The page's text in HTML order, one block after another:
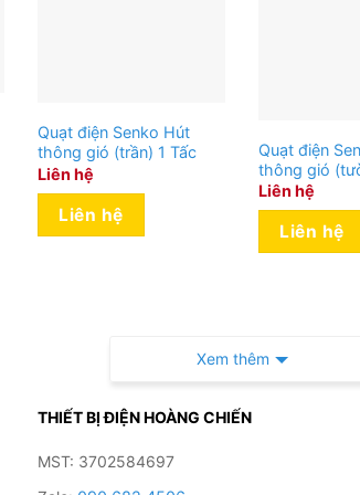
Quạt điện Senko Hút
thông gió (trần) 1 Tấc
Liên hệ
Liên hệ
Quạt điện
thông gió
Liên hệ
Liên hệ
Xem thêm
THIẾT BỊ ĐIỆN HOÀNG CHIẾN
MST: 3702584697